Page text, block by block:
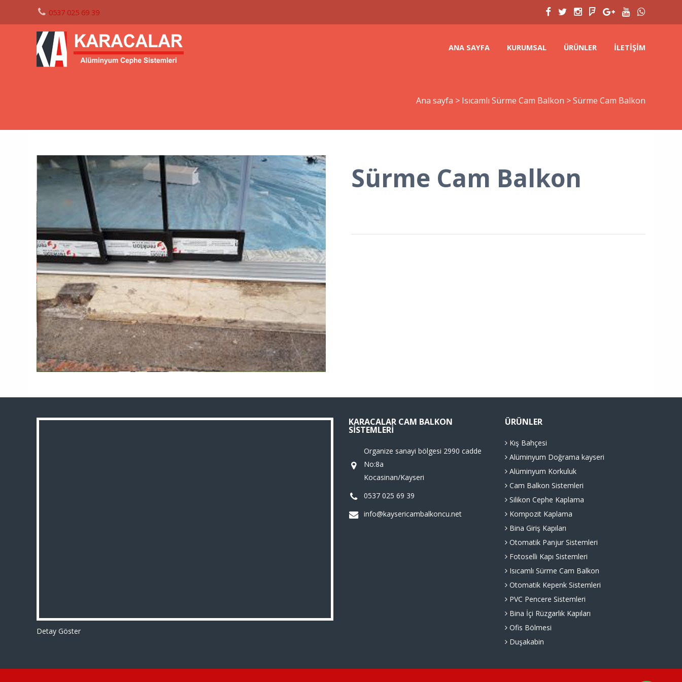
0537 025 69 39
ANA SAYFA KURUMSAL ÜRÜNLER İLETIŞIM
Ana sayfa > Isıcamlı Sürme Cam Balkon >Sürme Cam Balkon
Sürme Cam Balkon
Detay Göster
KARACALAR CAM BALKON
SISTEMLERI
Organize sanayi bölgesi 2990 cadde
No:8a
Kocasinan/Kayseri
0537 025 69 39
info@kaysericambalkoncu.net
ÜRÜNLER
Kış Bahçesi
Alüminyum Doğrama kayseri
Alüminyum Korkuluk
Cam Balkon Sistemleri
Silikon Cephe Kaplama
Kompozit Kaplama
Bina Giriş Kapıları
Otomatik Panjur Sistemleri
Fotoselli Kapı Sistemleri
Isıcamlı Sürme Cam Balkon
Otomatik Kepenk Sistemleri
PVC Pencere Sistemleri
Bina İçi Rüzgarlık Kapıları
Ofis Bölmesi
Duşakabin